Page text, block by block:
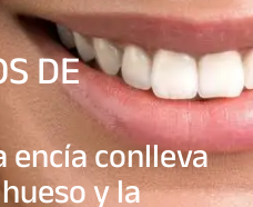
DE
encía conlleva
y la